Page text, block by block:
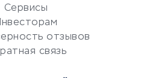
Сервисы
отзывов
связь